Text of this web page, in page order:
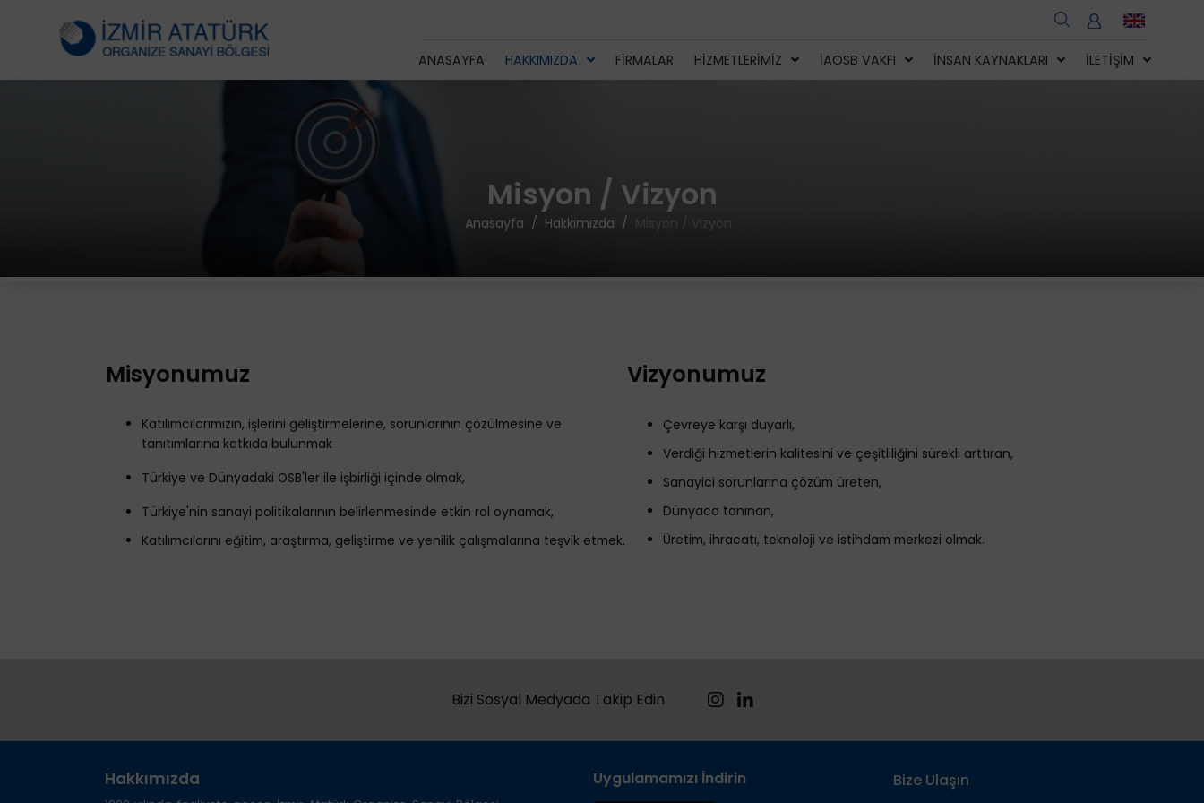
ANASAYFA HAKKIMIZDA FIRMALAR HIZMETLERIMIZ İAOSB VAKFI İNSAN KAYNAKLARI İLETIŞIM
Misyon / Vizyon
Anasayfa Hakkımızda Misyon / Vizyon
Misyonumuz Vizyonumuz
Katılımcılarımızın, işlerini geliştirmelerine, sorunlarının çözülmesine ve
tanıtımlarına katkıda bulunmak
Türkiye ve Dünyadaki OSB'ler ile işbirliği içinde olmak,
Türkiye'nin sanayi politikalarının belirlenmesinde etkin rol oynamak,
Katılımcılarını eğitim, araştırma, geliştirme ve yenilik çalışmalarına teşvik etmek.
Çevreye karşı duyarlı,
Verdiği hizmetlerin kalitesini ve çeşitliliğini sürekli arttıran,
Sanayici sorunlarına çözüm üreten,
Dünyaca tanınan,
Üretim, ihracatı, teknoloji ve istihdam merkezi olmak.
Bizi Sosyal Medyada Takip Edin
Hakkımızda Uygulamamızı İndirin Bize Ulaşın